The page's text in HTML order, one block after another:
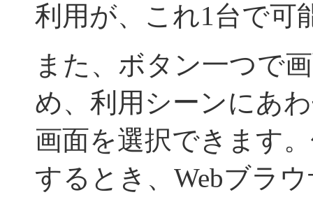
利用が、これ1台で可
また、ボタン一つで
め、利用シーンにあ
画面を選択できます
するとき、Webブラ